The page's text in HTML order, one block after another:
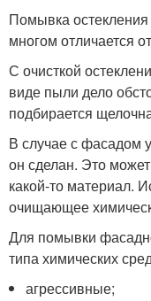
Помывка
многом отличается
С очисткой
виде пыли дело
подбирается
В случае с фасадом
он сделан. Это
какой-то материал.
очищающее
Для помывки
типа химических
агрессивные;